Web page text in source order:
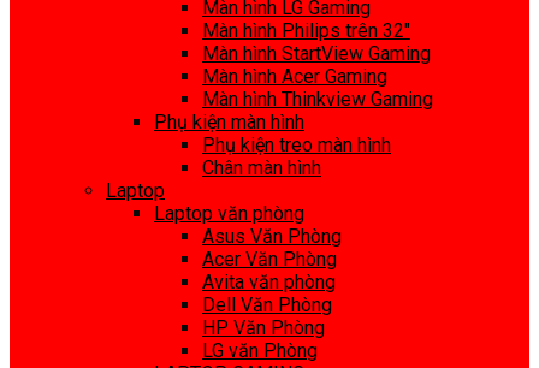
Màn hình LG Gaming
Màn hình Philips trên 32″
Màn hình StartView Gaming
Màn hình Acer Gaming
Màn hình Thinkview Gaming
Phụ kiện màn hình
Phụ kiện treo màn hình
Chân màn hình
Laptop
Laptop văn phòng
Asus Văn Phòng
Acer Văn Phòng
Avita văn phòng
Dell Văn Phòng
HP Văn Phòng
LG văn Phòng